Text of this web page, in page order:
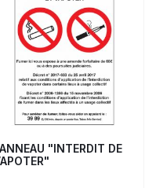
"INTERDIT DE